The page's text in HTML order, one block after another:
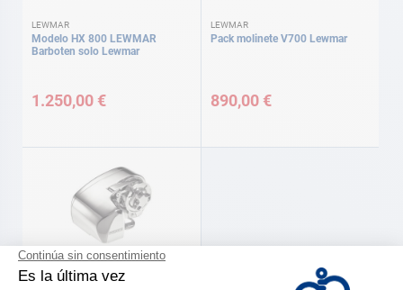
LEWMAR
Modelo HX 800 LEWMAR
Barboten solo Lewmar
1.250,00 €
LEWMAR
Pack molinete V700 Lewmar
890,00 €
LEWMAR
Molinete de ancla Pro Lewmar